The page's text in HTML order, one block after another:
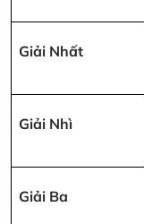
Giải Nhất
Giải Nhì
Giải Ba